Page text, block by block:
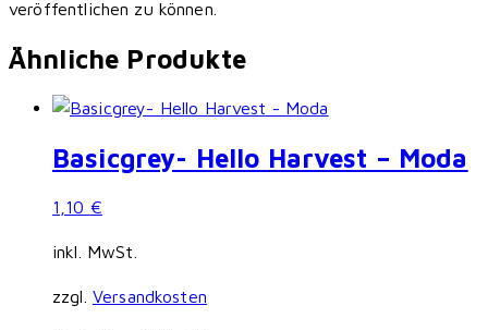
veröffentlichen zu können.
Ähnliche Produkte
Basicgrey- Hello Harvest – Moda
1,10 €
inkl. MwSt.
zzgl. Versandkosten